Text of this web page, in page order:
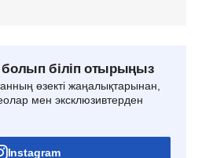
болып біліп отырыңыз
өзекті жаңалықтарынан,
мен эксклюзивтерден
Instagram